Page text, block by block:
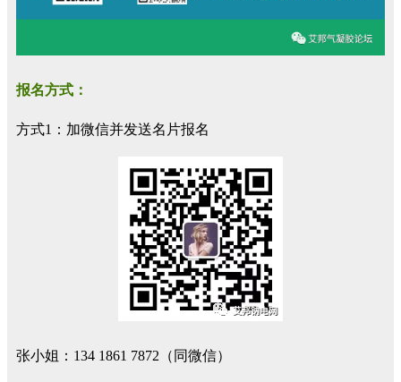
报名方式：
方式1：加微信并发送名片报名
张小姐：134 1861 7872（同微信）